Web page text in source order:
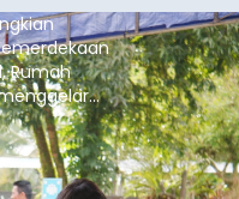
Rumah
Rabu